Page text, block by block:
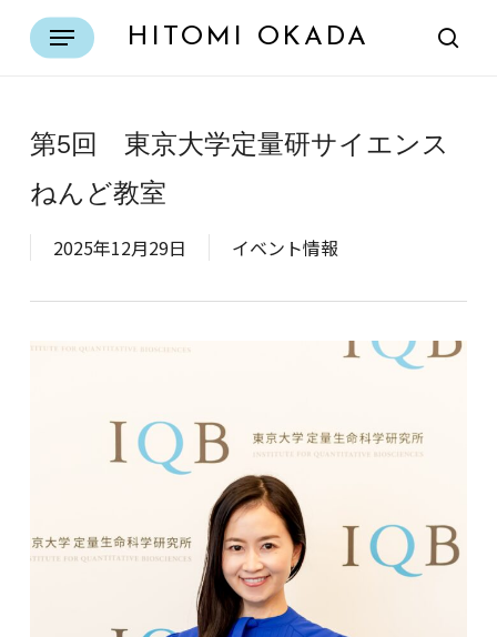
HITOMI OKADA
Menu
第5回 東京大学定量研サイエンス
ねんど教室
2025年12月29日 イベント情報